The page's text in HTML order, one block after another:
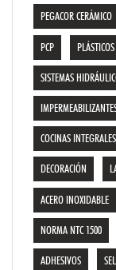
PEGACOR CERÁMICO
PCP PLÁSTICOS
SISTEMAS
COCINAS INTEGRALES
DECORACIÓN
ACERO INOXIDABLE
NORMA NTC 1500
ADHESIVOS